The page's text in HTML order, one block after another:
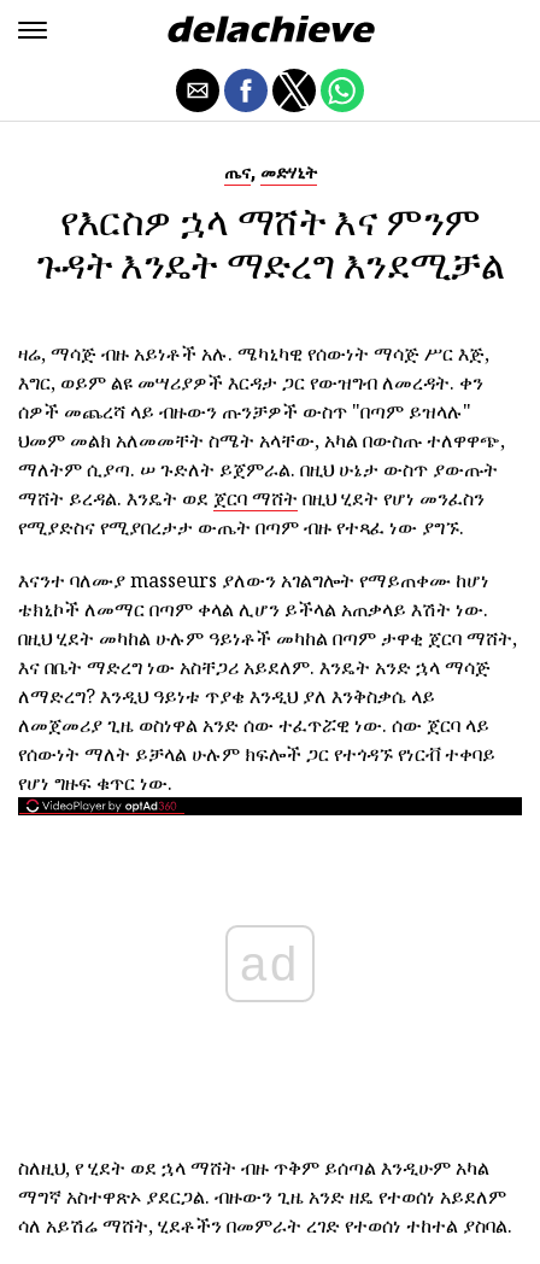
ጤና, መድሃኒት
የእርስዎ ኋላ ማሸት እና ምንም
ጉዳት እንዴት ማድረግ እንደሚቻል
ዛሬ, ማሳጅ ብዙ አይነቶች አሉ. ሜካኒካዊ የሰውነት ማሳጅ ሥር እጅ,
እግር, ወይም ልዩ መሣሪያዎች እርዳታ ጋር የውዝግብ ለመረዳት. ቀን
ሰዎች መጨረሻ ላይ ብዙውን ጡንቻዎች ውስጥ "በጣም ይዝላሉ"
ህመም መልክ አለመመቸት ስሜት አላቸው, አካል በውስጡ ተለዋዋጭ,
ማለትም ሲያጣ. ሠ ጉድለት ይጀምራል. በዚህ ሁኔታ ውስጥ ያውጡት
ማሸት ይረዳል. እንዴት ወደ ጀርባ ማሸት በዚህ ሂደት የሆነ መንፈስን
የሚያድስና የሚያበረታታ ውጤት በጣም ብዙ የተጻፈ ነው ያግኙ.
እናንተ ባለሙያ masseurs ያለውን አገልግሎት የማይጠቀሙ ከሆነ
ቴክኒኮች ለመማር በጣም ቀላል ሊሆን ይችላል አጠቃላይ እሽት ነው.
በዚህ ሂደት መካከል ሁሉም ዓይነቶች መካከል በጣም ታዋቂ ጀርባ ማሸት,
እና በቤት ማድረግ ነው አስቸጋሪ አይደለም. እንዴት አንድ ኋላ ማሳጅ
ለማድረግ? እንዲህ ዓይነቱ ጥያቄ እንዲህ ያለ እንቅስቃሴ ላይ
ለመጀመሪያ ጊዜ ወስነዋል አንድ ሰው ተፈጥሯዊ ነው. ሰው ጀርባ ላይ
የሰውነት ማለት ይቻላል ሁሉም ክፍሎች ጋር የተጎዳኙ የነርቭ ተቀባይ
የሆነ ግዙፍ ቁጥር ነው.
ad
ስለዚህ, የ ሂደት ወደ ኋላ ማሸት ብዙ ጥቅም ይሰጣል እንዲሁም አካል
ማግኛ አስተዋጽኦ ያደርጋል. ብዙውን ጊዜ አንድ ዘዴ የተወሰነ አይደለም
ሳለ አይሽሬ ማሸት, ሂደቶችን በመምራት ረገድ የተወሰነ ተከተል ያስባል.